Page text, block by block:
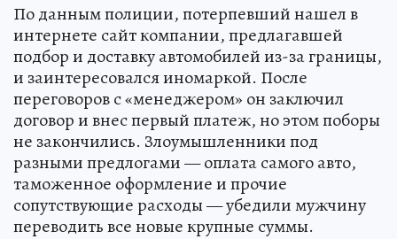
По данным полиции, потерпевший нашел в
интернете сайт компании, предлагавшей
подбор и доставку автомобилей из-за границы,
и заинтересовался иномаркой. После
переговоров с «менеджером» он заключил
договор и внес первый платеж, но этом поборы
не закончились. Злоумышленники под
разными предлогами — оплата самого авто,
таможенное оформление и прочие
сопутствующие расходы — убедили мужчину
переводить все новые крупные суммы.